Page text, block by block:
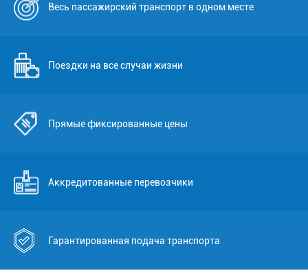
Весь пассажирский транспорт в одном месте
Поездки на все случаи жизни
Прямые фиксированные цены
Аккредитованные перевозчики
Гарантированная подача транспорта